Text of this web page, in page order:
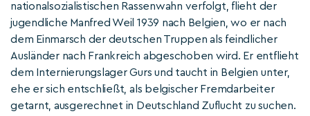
nationalsozialistischen Rassenwahn verfolgt, flieht der
jugendliche Manfred Weil 1939 nach Belgien, wo er nach
dem Einmarsch der deutschen Truppen als feindlicher
Ausländer nach Frankreich abgeschoben wird. Er entflieht
dem Internierungslager Gurs und taucht in Belgien unter,
ehe er sich entschließt, als belgischer Fremdarbeiter
getarnt, ausgerechnet in Deutschland Zuflucht zu suchen.